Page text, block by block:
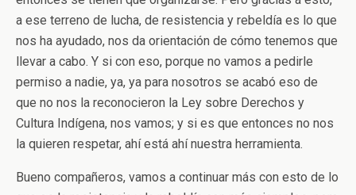
a ese terreno de lucha, de resistencia y rebeldía es lo que
nos ha ayudado, nos da orientación de cómo tenemos que
llevar a cabo. Y si con eso, porque no vamos a pedirle
permiso a nadie, ya, ya para nosotros se acabó eso de
que no nos la reconocieron la Ley sobre Derechos y
Cultura Indígena, nos vamos; y si es que entonces no nos
la quieren respetar, ahí está ahí nuestra herramienta.
Bueno compañeros, vamos a continuar más con esto de lo